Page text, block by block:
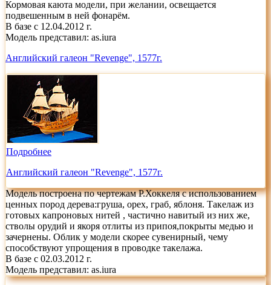
Кормовая каюта модели, при желании, освещается
подвешенным в ней фонарём.
В базе с 12.04.2012 г.
Модель представил: as.iura
Английский галеон "Revenge", 1577г.
Подробнее
Английский галеон "Revenge", 1577г.
Модель построена по чертежам Р.Хоккеля с использованием
ценных пород дерева:груша, орех, граб, яблоня. Такелаж из
готовых капроновых нитей , частично навитый из них же,
стволы орудий и якоря отлиты из припоя,покрыты медью и
зачернены. Облик у модели скорее сувенирный, чему
способствуют упрощения в проводке такелажа.
В базе с 02.03.2012 г.
Модель представил: as.iura